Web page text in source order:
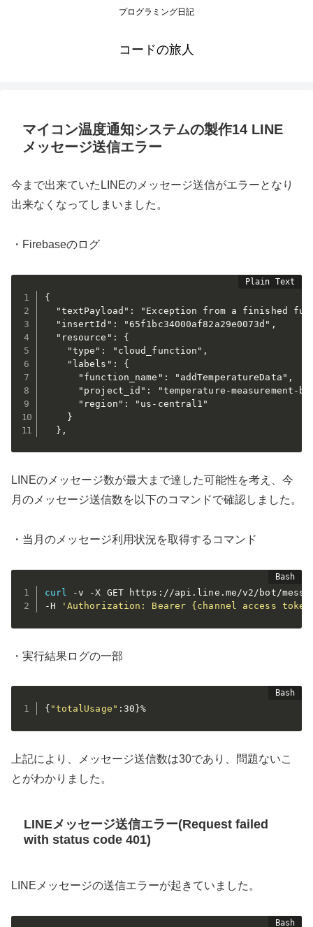
プログラミング日記
コードの旅人
マイコン温度通知システムの製作14 LINE
メッセージ送信エラー
今まで出来ていたLINEのメッセージ送信がエラーとなり
出来なくなってしまいました。
・Firebaseのログ
{
"textPayload": "Exception from a finished
  "insertId": "65f1bc34000af82a29e0073d",
  "resource": {
    "type": "cloud_function",
    "labels": {
      "function_name": "addTemperatureData",
"project_id": "temperature-measurement-
      "region": "us-central1"
    }
LINEのメッセージ数が最大まで達した可能性を考え、今
月のメッセージ送信数を以下のコマンドで確認しました。
・当月のメッセージ利用状況を取得するコマンド
curl
-v -X GET https://api.line.me/v2/bot/
-H
'Authorization: Bearer {channel access
・実行結果ログの一部
{ "totalUsage" :30 }
上記により、メッセージ送信数は30であり、問題ないこ
とがわかりました。
LINEメッセージ送信エラー(Request failed
with status code 401)
LINEメッセージの送信エラーが起きていました。